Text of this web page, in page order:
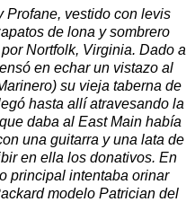
Profane, vestido con levis
de lona y sombrero
Nortfolk, Virginia. Dado a
en echar un vistazo al
su vieja taberna de
hasta allí atravesando la
daba al East Main había
una guitarra y una lata de
en ella los donativos. En
principal intentaba orinar
modelo Patrician del